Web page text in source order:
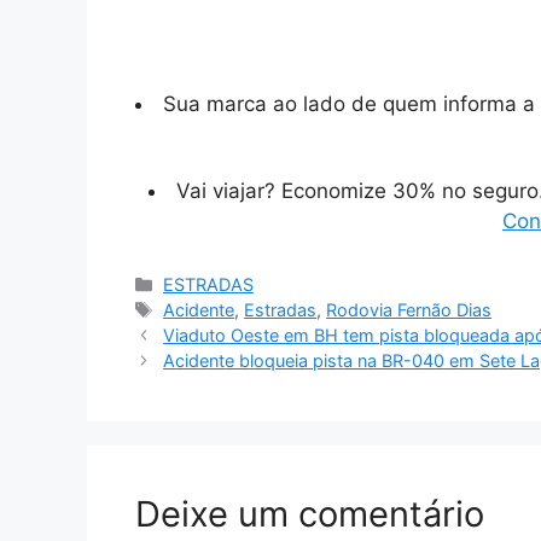
Sua marca ao lado de quem informa
Vai viajar? Economize 30% no
Categorias
ESTRADAS
Tags
Acidente, Estradas, Rodovia Fernão Dias
Viaduto Oeste em BH tem pista bloqueada
Acidente bloqueia pista na BR-040 em Sete
Deixe um comentário